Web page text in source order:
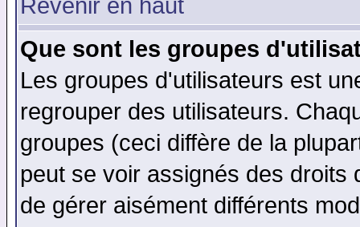
Revenir en haut
Que sont les groupes
Les groupes d'utilisateurs est
regrouper des utilisateurs.
groupes (ceci diffère de la
peut se voir assignés des
de gérer aisément différents